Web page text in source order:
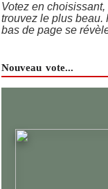
Votez en
trouvez le plus beau.
bas de page se
Nouveau vote...